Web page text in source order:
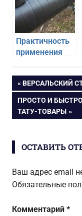
Практичность
применения
пленок для
нефте-,
газопроводов
по
ПРЕДЫДУЩАЯ
ЗАПИСЬ:
ВЕРСАЛЬСКИЙ
СЛЕДУЮЩАЯ
ЗАПИСЬ:
ПРОСТО И
ТАТУ-ТОВАРЫ
ОСТАВИТЬ
Ваш адрес email
Обязательные
Комментарий *